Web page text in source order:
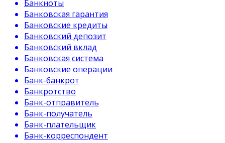
Банкноты
Банковская гарантия
Банковские кредиты
Банковский депозит
Банковский вклад
Банковская система
Банковские операции
Банк-банкрот
Банкротство
Банк-отправитель
Банк-получатель
Банк-плательщик
Банк-корреспондент